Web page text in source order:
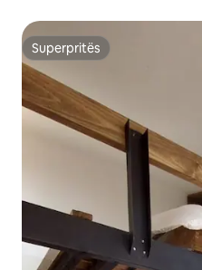
Superpritës
Superpritës